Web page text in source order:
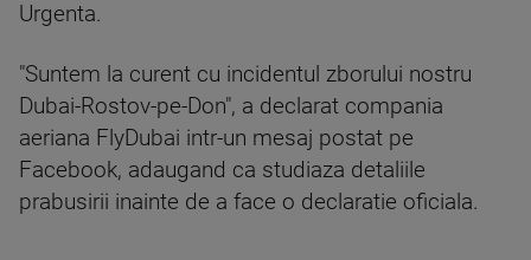
Urgenta.
"Suntem la curent cu incidentul zborului nostru
Dubai-Rostov-pe-Don", a declarat compania
aeriana FlyDubai intr-un mesaj postat pe
Facebook, adaugand ca studiaza detaliile
prabusirii inainte de a face o declaratie oficiala.